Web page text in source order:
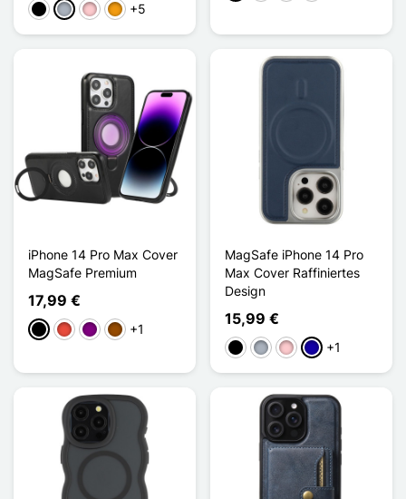
Schwarz
GrauPinkOrange
+5
iPhone 14 Pro Max Cover
MagSafe Premium
17,99 €
Schwarz
Rot ViolettBraun
+1
MagSafe iPhone 14 Pro
Max Cover Raffiniertes
Design
15,99 €
Schwarz
GrauPinkDunkelblau
+1